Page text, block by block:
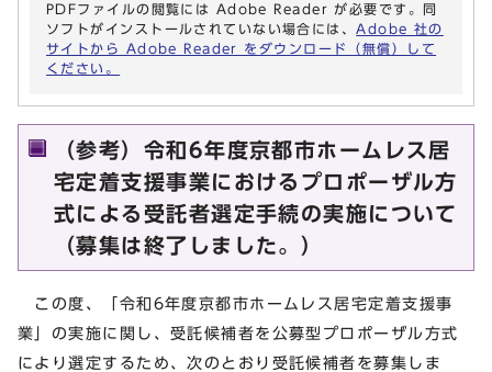
PDFファイルの閲覧には Adobe Reader が必要です。同
ソフトがインストールされていない場合には、 Adobe 社の
サイトから Adobe Reader をダウンロード（無償）して
ください。
（参考）令和6年度京都市ホームレス居
宅定着支援事業におけるプロポーザル方
式による受託者選定手続の実施について
（募集は終了しました。）
この度、「令和6年度京都市ホームレス居宅定着支援事
業」の実施に関し、受託候補者を公募型プロポーザル方式
により選定するため、次のとおり受託候補者を募集しま